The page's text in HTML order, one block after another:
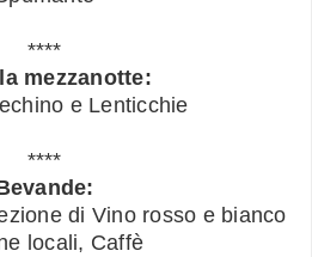
****
mezzanotte:
e Lenticchie
****
di Vino rosso e bianco
locali, Caffè